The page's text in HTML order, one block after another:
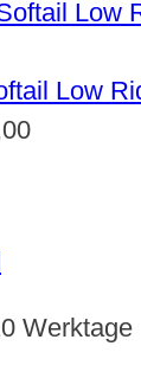
Low
Werktage